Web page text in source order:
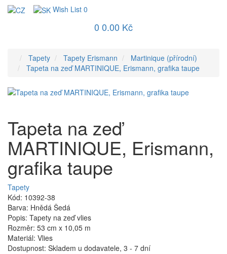
Wish List 0
0 0.00 Kč
Tapety Tapety Erismann
Martinique (přírodní)
Tapeta na zeď MARTINIQUE, Erismann, grafika taupe
Tapeta na zeď
MARTINIQUE, Erismann,
grafika taupe
Tapety
Kód: 10392-38
Barva: Hnědá Šedá
Popis: Tapety na zeď vlies
Rozměr: 53 cm x 10,05 m
Materiál: Vlies
Dostupnost: Skladem u dodavatele, 3 - 7 dní